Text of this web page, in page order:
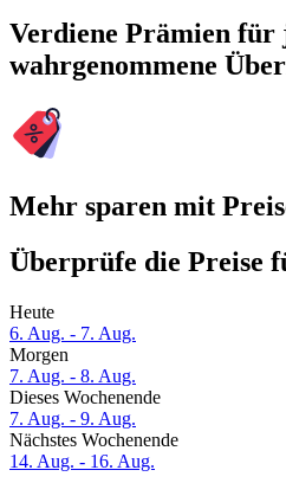
Verdiene Prämien für
wahrgenommene
Mehr sparen mit
Überprüfe die Preise
Heute
6. Aug. - 7. Aug.
Morgen
7. Aug. - 8. Aug.
Dieses Wochenende
7. Aug. - 9. Aug.
Nächstes Wochenende
14. Aug. - 16. Aug.